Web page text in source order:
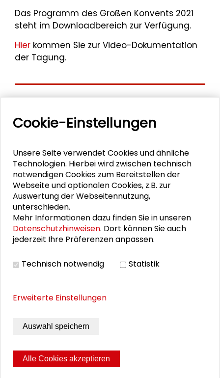
Das Programm des Großen Konvents 2021
steht im Downloadbereich zur Verfügung.
Hier kommen Sie zur Video-Dokumentation
der Tagung.
Veranstaltungen
11. Internationale Waldkunstkonferenz
"Demokratischer Wald"
Schlüsseltexte für die Wirtschaft von morgen
Zusammen mehr erreichen – Zukunftsbündnis im
Dialog
Schader-Festival 2026
25. Runder Tisch Wissenschaftsstadt Darmstadt
Programm des Großen Konvents 2021 (PDF)
Cookie-Einstellungen
Unsere Seite verwendet Cookies und ähnliche
Technologien. Hierbei wird zwischen technisch
notwendigen Cookies zum Bereitstellen der
Webseite und optionalen Cookies, z.B. zur
Auswertung der Webseitennutzung,
unterschieden.
Mehr Informationen dazu finden Sie in unseren
Datenschutzhinweisen. Dort können Sie auch
jederzeit Ihre Präferenzen anpassen.
Technisch notwendig Statistik
Erweiterte Einstellungen
Auswahl speichern
Alle Cookies akzeptieren